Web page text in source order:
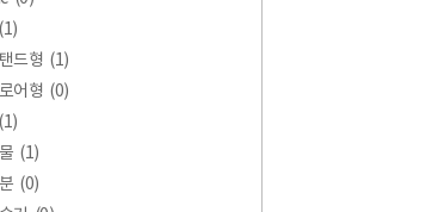
(1)
드형 (1)
어형 (0)
(1)
(1)
(0)